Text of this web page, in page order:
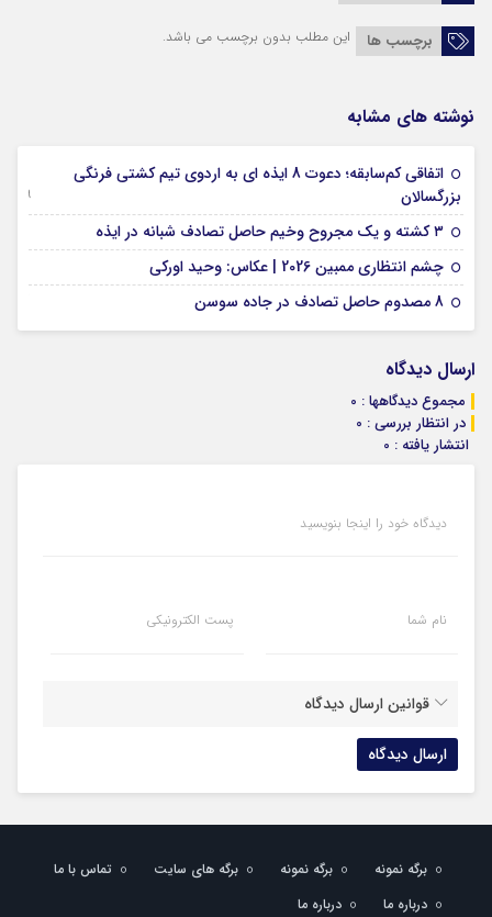
برچسب ها این مطلب بدون برچسب می باشد.
نوشته های مشابه
اتفاقی کم‌سابقه؛ دعوت 8 ایذه ای به اردوی تیم کشتی فرنگی
بزرگسالان
09 جولای 2026
۳ کشته و یک مجروح وخیم حاصل تصادف شبانه در ایذه
چشم انتظاری ممبین 2026 | عکاس: وحید اورکی
8 مصدوم حاصل تصادف در جاده سوسن
ارسال دیدگاه
مجموع دیدگاهها : 0
در انتظار بررسی : 0
انتشار یافته : 0
دیدگاه خود را اینجا بنویسید
نام شما پست الکترونیکی
قوانین ارسال دیدگاه
برگه نمونه برگه نمونه برگه های سایت
تماس با ما
درباره ما
درباره ما